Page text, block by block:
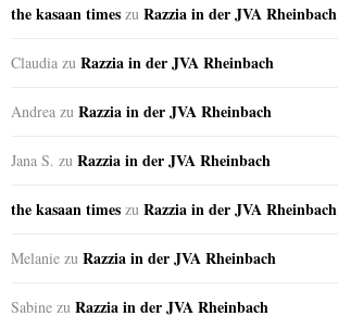
the kasaan times zu Razzia in der JVA Rheinbach
Claudia zu Razzia in der JVA Rheinbach
Andrea zu Razzia in der JVA Rheinbach
Jana S. zu Razzia in der JVA Rheinbach
the kasaan times zu Razzia in der JVA Rheinbach
Melanie zu Razzia in der JVA Rheinbach
Sabine zu Razzia in der JVA Rheinbach